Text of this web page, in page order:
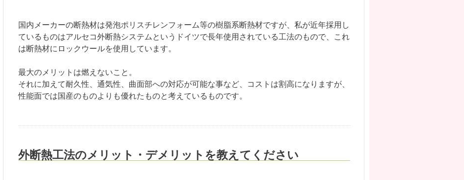
国内メーカーの断熱材は発泡ポリスチレンフォーム等の樹脂系断熱材ですが、私が近年採用し
ているものはアルセコ外断熱システムというドイツで長年使用されている工法のもので、これ
は断熱材にロックウールを使用しています。
最大のメリットは燃えないこと。
それに加えて耐久性、通気性、曲面部への対応が可能な事など、コストは割高になりますが、
性能面では国産のものよりも優れたものと考えているものです。
外断熱工法のメリット・デメリットを教えてください